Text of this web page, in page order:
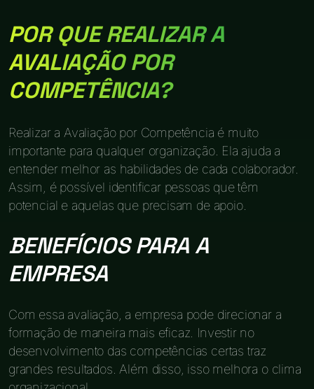
POR QUE REALIZAR A
AVALIAÇÃO POR
COMPETÊNCIA?
Realizar a Avaliação por Competência é muito
importante para qualquer organização. Ela ajuda a
entender melhor as habilidades de cada colaborador.
Assim, é possível identificar pessoas que têm
potencial e aquelas que precisam de apoio.
BENEFÍCIOS PARA A
EMPRESA
Com essa avaliação, a empresa pode direcionar a
formação de maneira mais eficaz. Investir no
desenvolvimento das competências certas traz
grandes resultados. Além disso, isso melhora o clima